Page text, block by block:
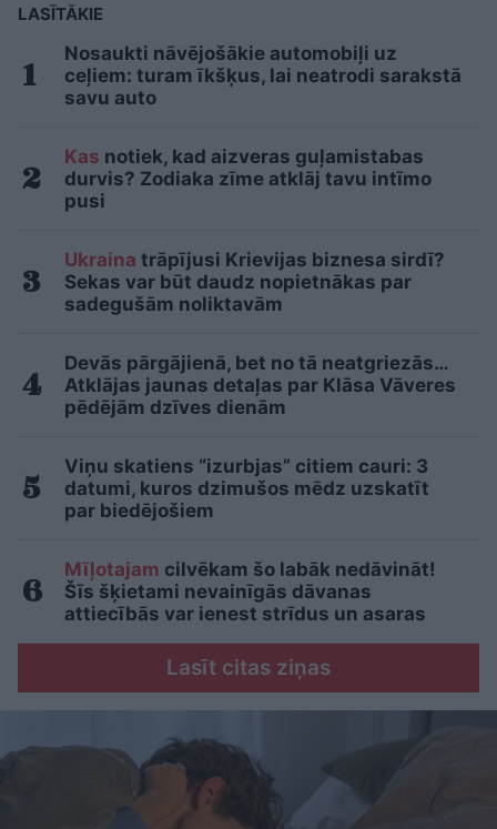
LASĪTĀKIE
Nosaukti nāvējošākie automobiļi uz
ceļiem: turam īkšķus, lai neatrodi sarakstā
savu auto
Kas notiek, kad aizveras guļamistabas
durvis? Zodiaka zīme atklāj tavu intīmo
pusi
Ukraina trāpījusi Krievijas biznesa sirdī?
Sekas var būt daudz nopietnākas par
sadegušām noliktavām
Devās pārgājienā, bet no tā neatgriezās…
Atklājas jaunas detaļas par Klāsa Vāveres
pēdējām dzīves dienām
Viņu skatiens “izurbjas” citiem cauri: 3
datumi, kuros dzimušos mēdz uzskatīt
par biedējošiem
Mīļotajam cilvēkam šo labāk nedāvināt!
Šīs šķietami nevainīgās dāvanas
attiecībās var ienest strīdus un asaras
Lasīt citas ziņas